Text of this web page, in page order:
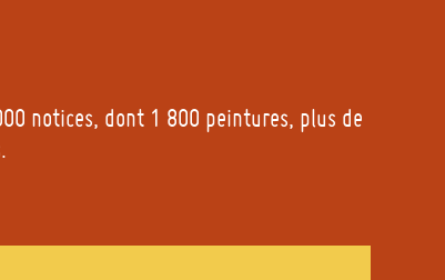
notices, dont 1 800 peintures, plus de